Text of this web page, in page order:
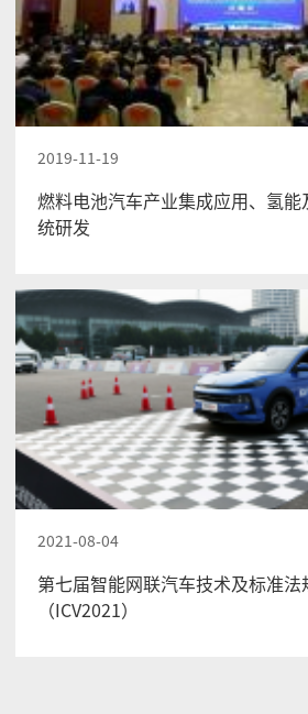
2019-11-19
燃料电池汽车产业集成应用、氢
统研发
2021-08-04
第七届智能网联汽车技术及标准
（ICV2021）